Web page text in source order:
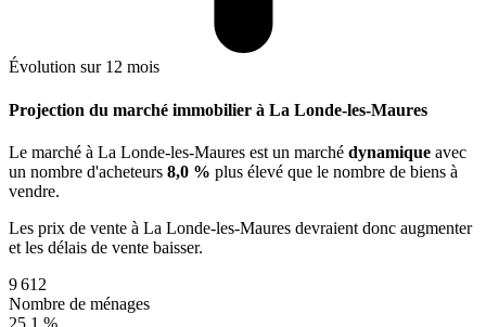
Évolution sur 12 mois
Projection du marché immobilier à La Londe-les-Maures
Le marché à La Londe-les-Maures est un marché dynamique avec
un nombre d'acheteurs 8,0 % plus élevé que le nombre de biens à
vendre.
Les prix de vente à La Londe-les-Maures devraient donc augmenter
et les délais de vente baisser.
9 612
Nombre de ménages
25,1 %